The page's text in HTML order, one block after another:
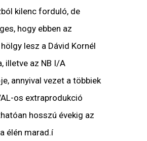
kilenc forduló, de
hogy ebben az
lesz a Dávid Kornél
illetve az NB I/A
annyival vezet a többiek
os extraprodukció
hosszú évekig az
élén marad.í